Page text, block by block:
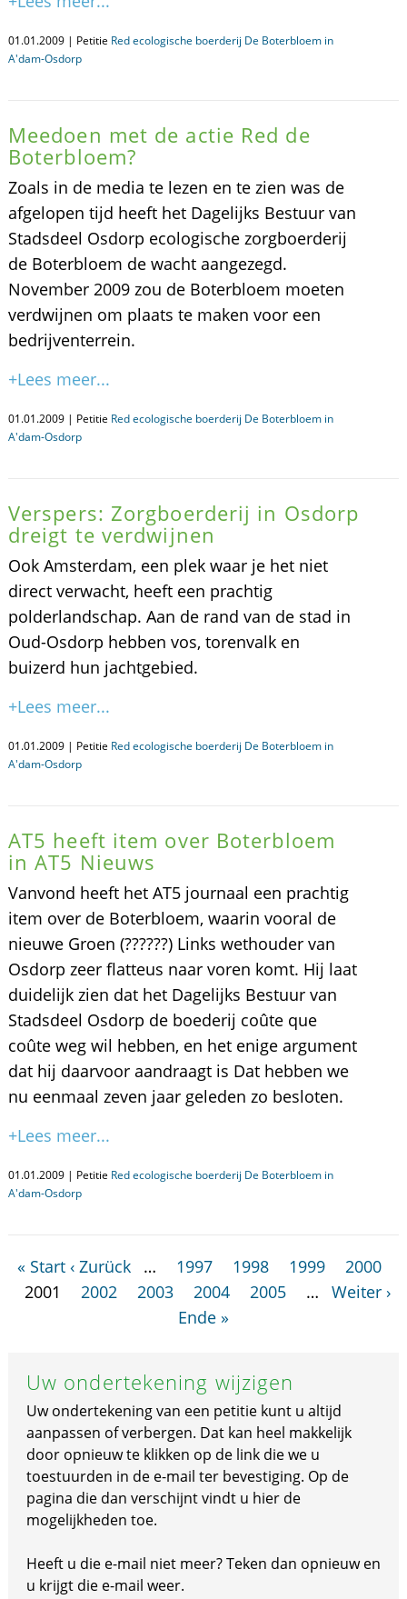
01.01.2009 | Petitie Red ecologische boerderij De Boterbloem in
A'dam-Osdorp
Meedoen met de actie Red de
Boterbloem?
Zoals in de media te lezen en te zien was de
afgelopen tijd heeft het Dagelijks Bestuur van
Stadsdeel Osdorp ecologische zorgboerderij
de Boterbloem de wacht aangezegd.
November 2009 zou de Boterbloem moeten
verdwijnen om plaats te maken voor een
bedrijventerrein.
+Lees meer...
01.01.2009 | Petitie Red ecologische boerderij De Boterbloem in
A'dam-Osdorp
Verspers: Zorgboerderij in Osdorp
dreigt te verdwijnen
Ook Amsterdam, een plek waar je het niet
direct verwacht, heeft een prachtig
polderlandschap. Aan de rand van de stad in
Oud-Osdorp hebben vos, torenvalk en
buizerd hun jachtgebied.
+Lees meer...
01.01.2009 | Petitie Red ecologische boerderij De Boterbloem in
A'dam-Osdorp
AT5 heeft item over Boterbloem
in AT5 Nieuws
Vanvond heeft het AT5 journaal een prachtig
item over de Boterbloem, waarin vooral de
nieuwe Groen (??????) Links wethouder van
Osdorp zeer flatteus naar voren komt. Hij laat
duidelijk zien dat het Dagelijks Bestuur van
Stadsdeel Osdorp de boederij coûte que
coûte weg wil hebben, en het enige argument
dat hij daarvoor aandraagt is Dat hebben we
nu eenmaal zeven jaar geleden zo besloten.
+Lees meer...
01.01.2009 | Petitie Red ecologische boerderij De Boterbloem in
A'dam-Osdorp
« Start ‹ Zurück … 1997 1998 1999
2000
2001
2002 2003 2004 2005 …
Weiter ›
Ende »
Uw ondertekening wijzigen
Uw ondertekening van een petitie kunt u altijd
aanpassen of verbergen. Dat kan heel makkelijk
door opnieuw te klikken op de link die we u
toestuurden in de e-mail ter bevestiging. Op de
pagina die dan verschijnt vindt u hier de
mogelijkheden toe.
Heeft u die e-mail niet meer? Teken dan opnieuw en
u krijgt die e-mail weer.